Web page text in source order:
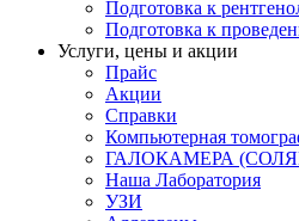
Подготовка к
Подготовка к
Услуги, цены и акции
Прайс
Акции
Справки
Компьютерная
ГАЛОКАМЕРА
Наша Лаборатория
УЗИ